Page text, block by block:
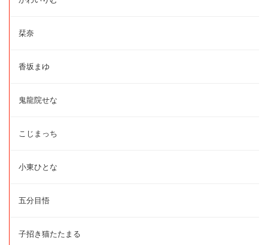
栞奈
香坂まゆ
鬼龍院せな
こじまっち
小東ひとな
五分目悟
子招き猫たたまる